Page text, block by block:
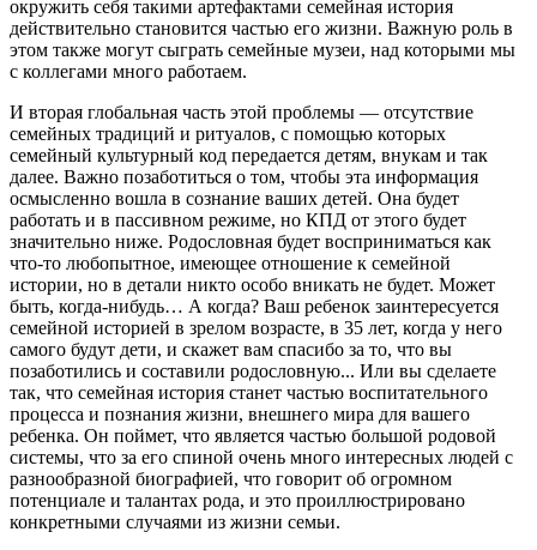
окружить себя такими артефактами семейная история
действительно становится частью его жизни. Важную роль в
этом также могут сыграть семейные музеи, над которыми мы
с коллегами много работаем.
И вторая глобальная часть этой проблемы — отсутствие
семейных традиций и ритуалов, с помощью которых
семейный культурный код передается детям, внукам и так
далее. Важно позаботиться о том, чтобы эта информация
осмысленно вошла в сознание ваших детей. Она будет
работать и в пассивном режиме, но КПД от этого будет
значительно ниже. Родословная будет восприниматься как
что-то любопытное, имеющее отношение к семейной
истории, но в детали никто особо вникать не будет. Может
быть, когда-нибудь… А когда? Ваш ребенок заинтересуется
семейной историей в зрелом возрасте, в 35 лет, когда у него
самого будут дети, и скажет вам спасибо за то, что вы
позаботились и составили родословную... Или вы сделаете
так, что семейная история станет частью воспитательного
процесса и познания жизни, внешнего мира для вашего
ребенка. Он поймет, что является частью большой родовой
системы, что за его спиной очень много интересных людей с
разнообразной биографией, что говорит об огромном
потенциале и талантах рода, и это проиллюстрировано
конкретными случаями из жизни семьи.